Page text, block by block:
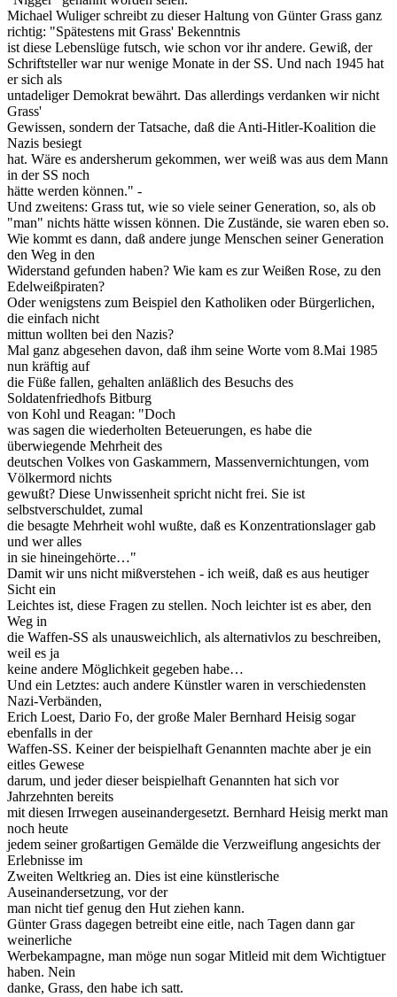
Michael Wuliger schreibt zu dieser Haltung von Günter Grass ganz
richtig: "Spätestens mit Grass' Bekenntnis
ist diese Lebenslüge futsch, wie schon vor ihr andere. Gewiß, der
Schriftsteller war nur wenige Monate in der SS. Und nach 1945 hat
er sich als
untadeliger Demokrat bewährt. Das allerdings verdanken wir nicht
Grass'
Gewissen, sondern der Tatsache, daß die Anti-Hitler-Koalition die
Nazis besiegt
hat. Wäre es andersherum gekommen, wer weiß was aus dem Mann
in der SS noch
hätte werden können." -
Und zweitens: Grass tut, wie so viele seiner Generation, so, als ob
"man" nichts hätte wissen können. Die Zustände, sie waren eben so.
Wie kommt es dann, daß andere junge Menschen seiner Generation
den Weg in den
Widerstand gefunden haben? Wie kam es zur Weißen Rose, zu den
Edelweißpiraten?
Oder wenigstens zum Beispiel den Katholiken oder Bürgerlichen,
die einfach nicht
mittun wollten bei den Nazis?
Mal ganz abgesehen davon, daß ihm seine Worte vom 8.Mai 1985
nun kräftig auf
die Füße fallen, gehalten anläßlich des Besuchs des
Soldatenfriedhofs Bitburg
von Kohl und Reagan: "Doch
was sagen die wiederholten Beteuerungen, es habe die
überwiegende Mehrheit des
deutschen Volkes von Gaskammern, Massenvernichtungen, vom
Völkermord nichts
gewußt? Diese Unwissenheit spricht nicht frei. Sie ist
selbstverschuldet, zumal
die besagte Mehrheit wohl wußte, daß es Konzentrationslager gab
und wer alles
in sie hineingehörte…"
Damit wir uns nicht mißverstehen - ich weiß, daß es aus heutiger
Sicht ein
Leichtes ist, diese Fragen zu stellen. Noch leichter ist es aber, den
Weg in
die Waffen-SS als unausweichlich, als alternativlos zu beschreiben,
weil es ja
keine andere Möglichkeit gegeben habe…
Und ein Letztes: auch andere Künstler waren in verschiedensten
Nazi-Verbänden,
Erich Loest, Dario Fo, der große Maler Bernhard Heisig sogar
ebenfalls in der
Waffen-SS. Keiner der beispielhaft Genannten machte aber je ein
eitles Gewese
darum, und jeder dieser beispielhaft Genannten hat sich vor
Jahrzehnten bereits
mit diesen Irrwegen auseinandergesetzt. Bernhard Heisig merkt man
noch heute
jedem seiner großartigen Gemälde die Verzweiflung angesichts der
Erlebnisse im
Zweiten Weltkrieg an. Dies ist eine künstlerische
Auseinandersetzung, vor der
man nicht tief genug den Hut ziehen kann.
Günter Grass dagegen betreibt eine eitle, nach Tagen dann gar
weinerliche
Werbekampagne, man möge nun sogar Mitleid mit dem Wichtigtuer
haben. Nein
danke, Grass, den habe ich satt.